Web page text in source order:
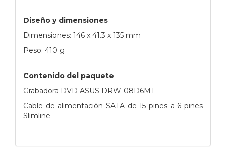
Diseño y dimensiones
Dimensiones: 146 x 41.3 x 135 mm
Peso: 410 g
Contenido del paquete
Grabadora DVD ASUS DRW-08D6MT
Cable de alimentación SATA de 15 pines a 6 pines
Slimline